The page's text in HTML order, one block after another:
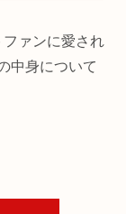
ァンに愛され
中身について